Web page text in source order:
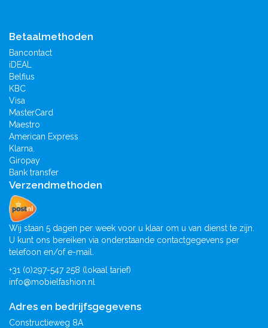
Betaalmethoden
Bancontact
iDEAL
Belfius
KBC
Visa
MasterCard
Maestro
American Express
Klarna.
Giropay
Bank transfer
Verzendmethoden
Wij staan 5 dagen per week voor u klaar om u van dienst te zijn.
U kunt ons bereiken via onderstaande contactgegevens per
telefoon en/of e-mail.
+31 (0)297-547 258 (lokaal tarief)
info@mobielfashion.nl
Adres en bedrijfsgegevens
Constructieweg 8A